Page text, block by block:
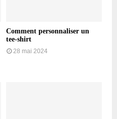
Comment personnaliser un
tee-shirt
28 mai 2024